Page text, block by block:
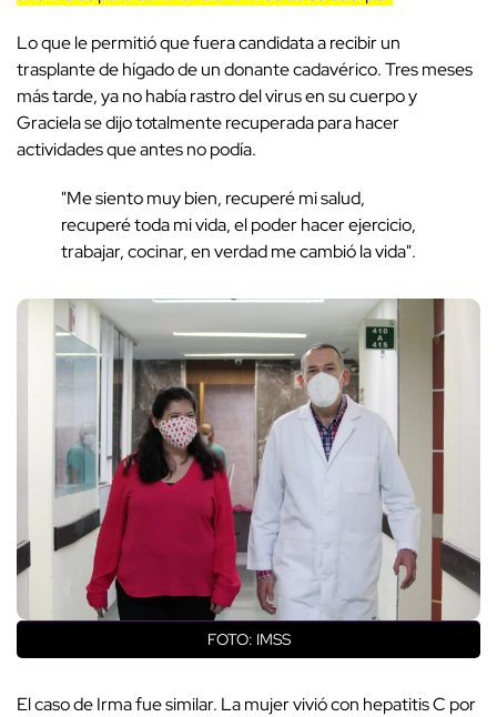
Lo que le permitió que fuera candidata a recibir un
trasplante de hígado de un donante cadavérico. Tres meses
más tarde, ya no había rastro del virus en su cuerpo y
Graciela se dijo totalmente recuperada para hacer
actividades que antes no podía.
"Me siento muy bien, recuperé mi salud,
recuperé toda mi vida, el poder hacer ejercicio,
trabajar, cocinar, en verdad me cambió la vida".
FOTO: IMSS
El caso de Irma fue similar. La mujer vivió con hepatitis C por